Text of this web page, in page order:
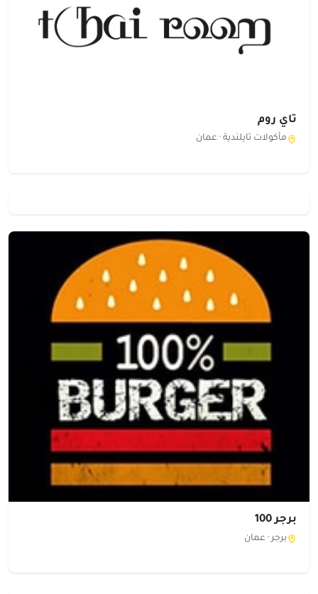
تاي روم
مأكولات تايلندية · عمان
برجر 100
برجر · عمان